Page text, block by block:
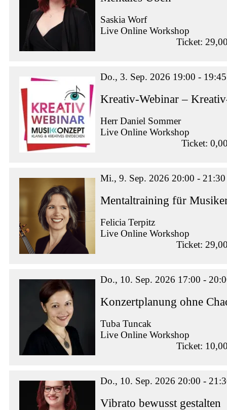
Saskia Worf
Live Online Workshop
Ticket:
Do., 3. Sep. 2026 19:00 - 19:45
Kreativ-Webinar –
Herr Daniel Sommer
Live Online Workshop
Ticket:
Mi., 9. Sep. 2026 20:00 - 21:30
Mentaltraining für
Felicia Terpitz
Live Online Workshop
Ticket:
Do., 10. Sep. 2026 17:00 -
Konzertplanung ohne
Tuba Tuncak
Live Online Workshop
Ticket:
Do., 10. Sep. 2026 20:00 -
Vibrato bewusst gestalten